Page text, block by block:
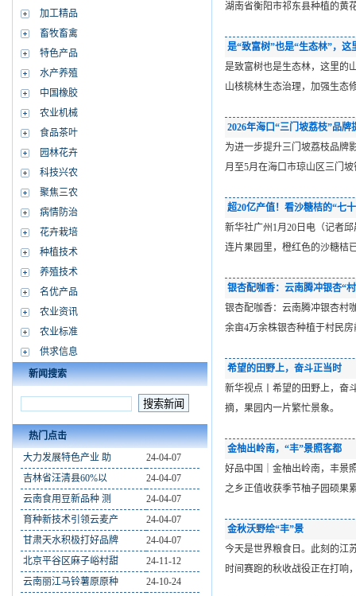
加工精品
畜牧畜禽
特色产品
水产养殖
中国橡胶
农业机械
食品茶叶
园林花卉
科技兴农
聚焦三农
病情防治
花卉栽培
种植技术
养殖技术
名优产品
农业资讯
农业标准
供求信息
新闻搜索
热门点击
大力发展特色产业 助
24-04-07
吉林省汪清县60%以
24-04-07
云南食用豆新品种 测
24-04-07
育种新技术引领云麦产
24-04-07
甘肃天水积极打好品牌
24-04-07
北京平谷区麻子峪村甜
24-11-12
云南丽江马铃薯原原种
24-10-24
湖南省衡阳市祁东县种植的黄
是“致富树”也是“生态林”，这
是致富树也是生态林，这里的
山核桃林生态治理，加强生态
2026年海口“三门坡荔枝”品
为进一步提升三门坡荔枝品牌
月至5月在海口市琼山区三门
超20亿产值！看沙糖桔的“七
新华社广州1月20日电（记者
连片果园里，橙红色的沙糖桔
银杏配咖香：云南腾冲银杏“
银杏配咖香：云南腾冲银杏村
余亩4万余株银杏种植于村民
希望的田野上，奋斗正当时
新华视点丨希望的田野上，
摘，果园内一片繁忙景象。
金柚出岭南，“丰”景照客都
好品中国｜金柚出岭南，丰景
之乡正值收获季节柚子园硕果
金秋沃野绘“丰”景
今天是世界粮食日。此刻的江
时间赛跑的秋收战役正在打响